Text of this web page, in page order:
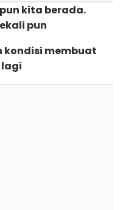
kita berada.
pun
kondisi membuat